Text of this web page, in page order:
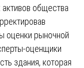
общества
оценки рыночной
оценщики
здания, которая